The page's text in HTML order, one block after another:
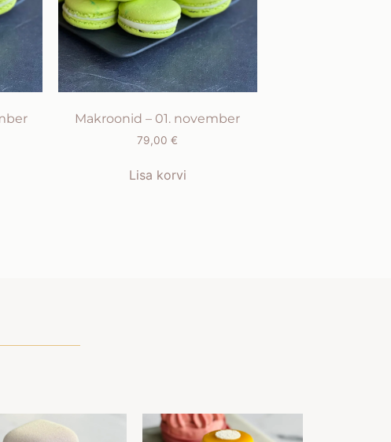
Makroonid – 01. november
79,00€
Lisa korvi